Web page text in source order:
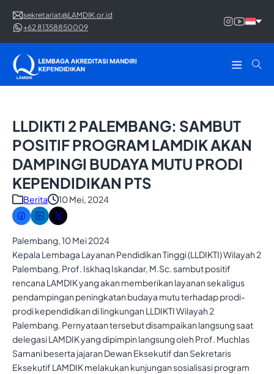
sekretariat@LAMDIK.or.id
+62 81358850009
LLDIKTI 2 PALEMBANG: SAMBUT
POSITIF PROGRAM LAMDIK AKAN
DAMPINGI BUDAYA MUTU PRODI
KEPENDIDIKAN PTS
Berita 10 Mei, 2024
Palembang, 10 Mei 2024
Kepala Lembaga Layanan Pendidikan Tinggi (LLDIKTI) Wilayah 2
Palembang, Prof. Iskhaq Iskandar, M.Sc. sambut positif
rencana LAMDIK yang akan memberikan layanan sekaligus
pendampingan peningkatan budaya mutu terhadap prodi-
prodi kependidikan di lingkungan LLDIKTI Wilayah 2
Palembang. Pernyataan tersebut disampaikan langsung saat
delegasi LAMDIK yang dipimpin langsung oleh Prof. Muchlas
Samani beserta jajaran Dewan Eksekutif dan Sekretaris
Eksekutif LAMDIK melakukan kunjungan sosialisasi program